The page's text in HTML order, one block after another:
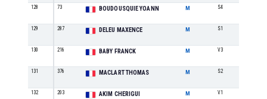
128 73 BOUDOUSQUIE YOANN M S4
129 287 DELEU MAXENCE M S1
130 216 BABY FRANCK M V3
131 376 MACLART THOMAS M S2
132 203 AKIM CHERIGUI M V1